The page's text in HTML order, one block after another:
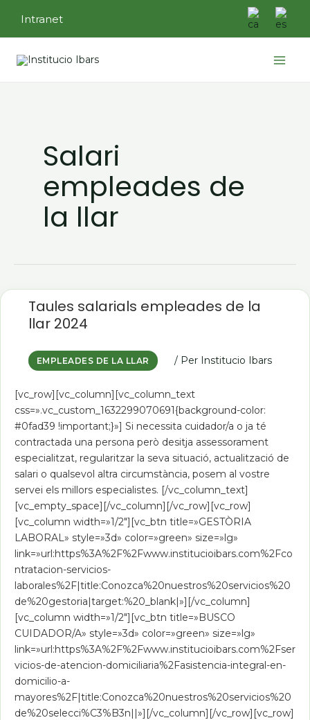
contingut
Intranet
Salari
empleades de
la llar
Taules salarials empleades de la
llar 2024
EMPLEADES DE LA LLAR / Per Institucio Ibars
[vc_row][vc_column][vc_column_text
css=».vc_custom_1632299070691{background-color:
#0fad39 !important;}»] Si necessita cuidador/a o ja té
contractada una persona però desitja assessorament
especialitzat, regularitzar la seva situació, actualització de
salari o qualsevol altra circumstància, posem al vostre
servei els millors especialistes. [/vc_column_text]
[vc_empty_space][/vc_column][/vc_row][vc_row]
[vc_column width=»1/2″][vc_btn title=»GESTÒRIA
LABORAL» style=»3d» color=»green» size=»lg»
link=»url:https%3A%2F%2Fwww.institucioibars.com%2Fco
ntratacion-servicios-
laborales%2F|title:Conozca%20nuestros%20servicios%20
de%20gestoria|target:%20_blank|»][/vc_column]
[vc_column width=»1/2″][vc_btn title=»BUSCO
CUIDADOR/A» style=»3d» color=»green» size=»lg»
link=»url:https%3A%2F%2Fwww.institucioibars.com%2Fser
vicios-de-atencion-domiciliaria%2Fasistencia-integral-en-
domicilio-a-
mayores%2F|title:Conozca%20nuestros%20servicios%20
de%20selecci%C3%B3n||»][/vc_column][/vc_row][vc_row]
Taules
salarials
empleades
de
la
2024